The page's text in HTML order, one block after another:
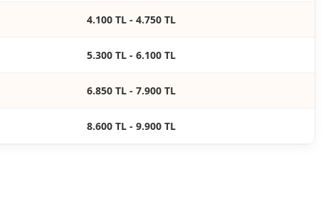
4.100 TL - 4.750 TL
5.300 TL - 6.100 TL
6.850 TL - 7.900 TL
8.600 TL - 9.900 TL